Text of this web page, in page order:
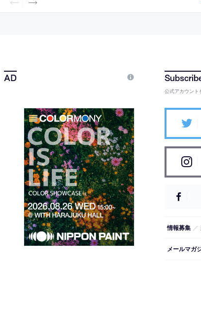
を繋ぐと共に回遊を促す“円
側”を新設する計画を考案。
公式アカウント
情報募集 ／
メールマガ